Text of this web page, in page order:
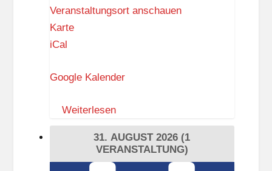
s
-
a
z
Veranstaltungsort anschauen
KarteR
s
a
a
e
iCal
Google Kalender
Weiterlesen
31. AUGUST 2026 (1
VERANSTALTUNG)